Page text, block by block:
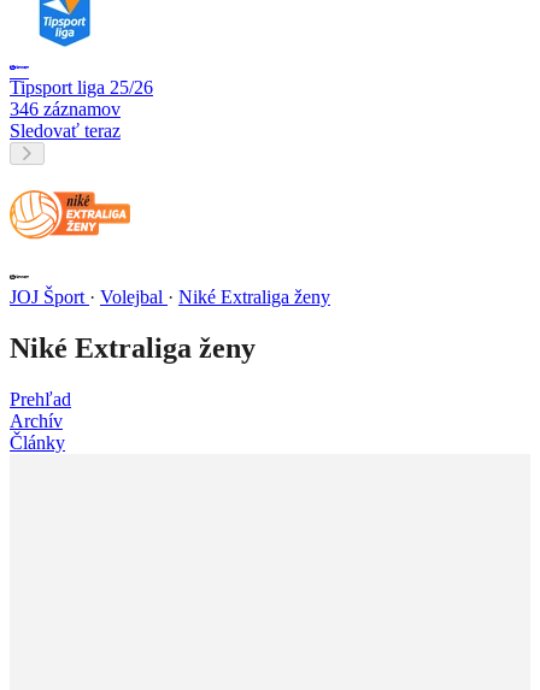
Tipsport liga 25/26
346 záznamov
Sledovať teraz
JOJ Šport · Volejbal · Niké Extraliga ženy
Niké Extraliga ženy
Prehľad
Archív
Články